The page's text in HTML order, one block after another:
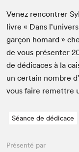
Venez ren­con­tr­er
livre « Dans
garçon homard »
de vous présen­ter
de dédi­caces à la
un cer­tain nom­bre
vous faire remet­tre
Séance de dédicace
Présenté par